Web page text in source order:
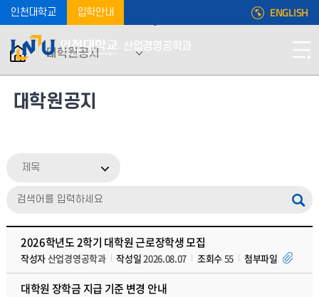
인천대학교 입학안내 ENGLISH
산업경영공학과
대학원공지
대학원공지
제목
2026학년도 2학기 대학원 근로장학생 모집
작성자산업경영공학과 작성일2026.08.07 조회수55 첨부파일
대학원 장학금 지급 기준 변경 안내